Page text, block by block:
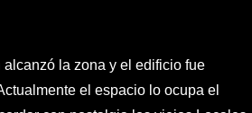
la zona y el edificio fue
el espacio lo ocupa el